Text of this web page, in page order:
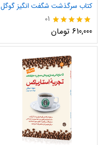
کتاب سرگذشت شگفت انگیز گوگل
نمره
5.00
از 5
01
610,000 تومان